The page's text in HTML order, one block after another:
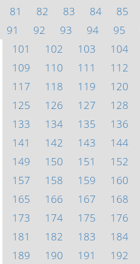
81
82 83 84 85
91
92 93 94 95
101
102 103 104
109
110 111 112
117
118 119 120
125
126 127 128
133
134 135 136
141
142 143 144
149
150 151 152
157
158 159 160
165
166 167 168
173
174 175 176
181
182 183 184
189
190 191 192